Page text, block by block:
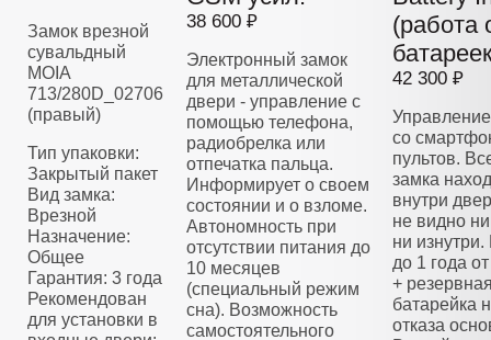
Замок врезной
сувальдный
MOIA
713/280D_02706
(правый)
Тип упаковки:
Закрытый пакет
Вид замка:
Врезной
Назначение:
Общее
Гарантия: 3 года
Рекомендован
для установки в
38 600 ₽
Электронный замок
для металлической
двери - управление с
помощью телефона,
радиобрелка или
отпечатка пальца.
Информирует о своем
состоянии и о взломе.
Автономность при
отсутствии питания до
10 месяцев
(специальный режим
сна). Возможность
самостоятельного
(работа
42 300 ₽
со
пультов.
замка
внутри
не видно
ни изнутри.
до 1 года
+
батарейка
отказа